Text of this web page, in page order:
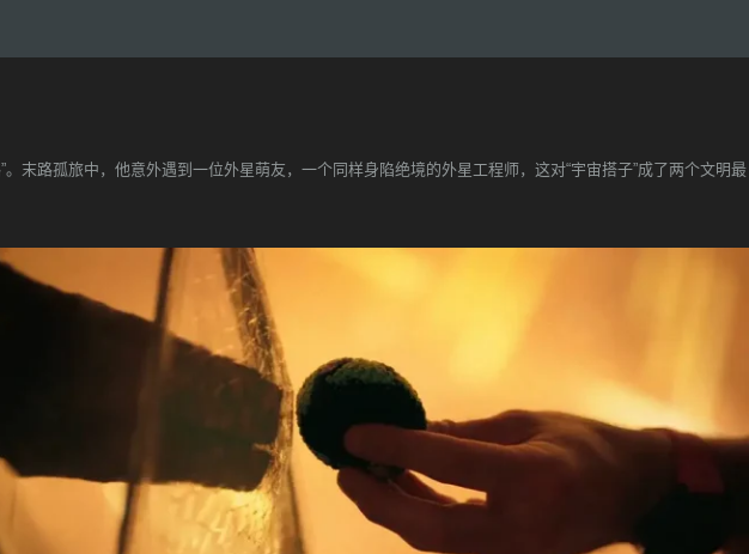
末路孤旅中，他意外遇到一位外星萌友，一个同样身陷绝境的外星工程师，这对“宇宙搭子”成了两个文明最